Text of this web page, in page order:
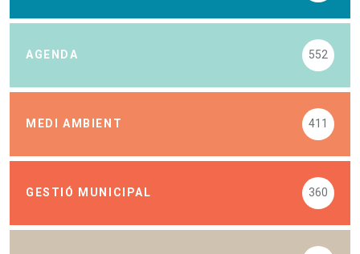
AGENDA 552
MEDI AMBIENT 411
GESTIÓ MUNICIPAL 360